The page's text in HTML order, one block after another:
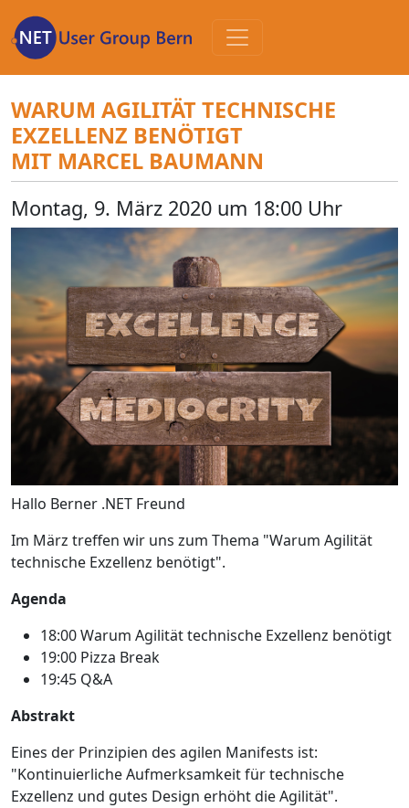
Inhalt
WARUM AGILITÄT TECHNISCHE
EXZELLENZ BENÖTIGT
MIT MARCEL BAUMANN
Montag, 9. März 2020 um 18:00 Uhr
Hallo Berner .NET Freund
Im März treffen wir uns zum Thema "Warum Agilität
technische Exzellenz benötigt".
Agenda
18:00 Warum Agilität technische Exzellenz benötigt
19:00 Pizza Break
19:45 Q&A
Abstrakt
Eines der Prinzipien des agilen Manifests ist:
"Kontinuierliche Aufmerksamkeit für technische
Exzellenz und gutes Design erhöht die Agilität".